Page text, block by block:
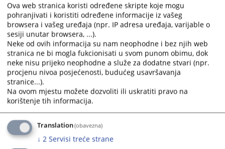
Ova web stranica koristi određene skripte koje mogu
pohranjivati i koristiti određene informacije iz vašeg
browsera i vašeg uređaja (npr. IP adresa uređaja, varijable o
sesiji unutar browsera, ...).
Neke od ovih informacija su nam neophodne i bez njih web
stranica ne bi mogla fukcionisati u svom punom obimu, dok
neke nisu prijeko neophodne a služe za dodatne stvari (npr.
procjenu nivoa posjećenosti, budućeg usavršavanja
stranice...).
Na ovom mjestu možete dozvoliti ili uskratiti pravo na
korištenje tih informacija.
Translation(obavezna)
↓ 2 Servisi treće strane